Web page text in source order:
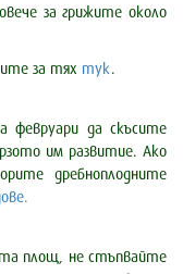
за грижите около
за тях тук.
февруари да скъсите
им развитие. Ако
дребноплодните
площ, не стъпвайте